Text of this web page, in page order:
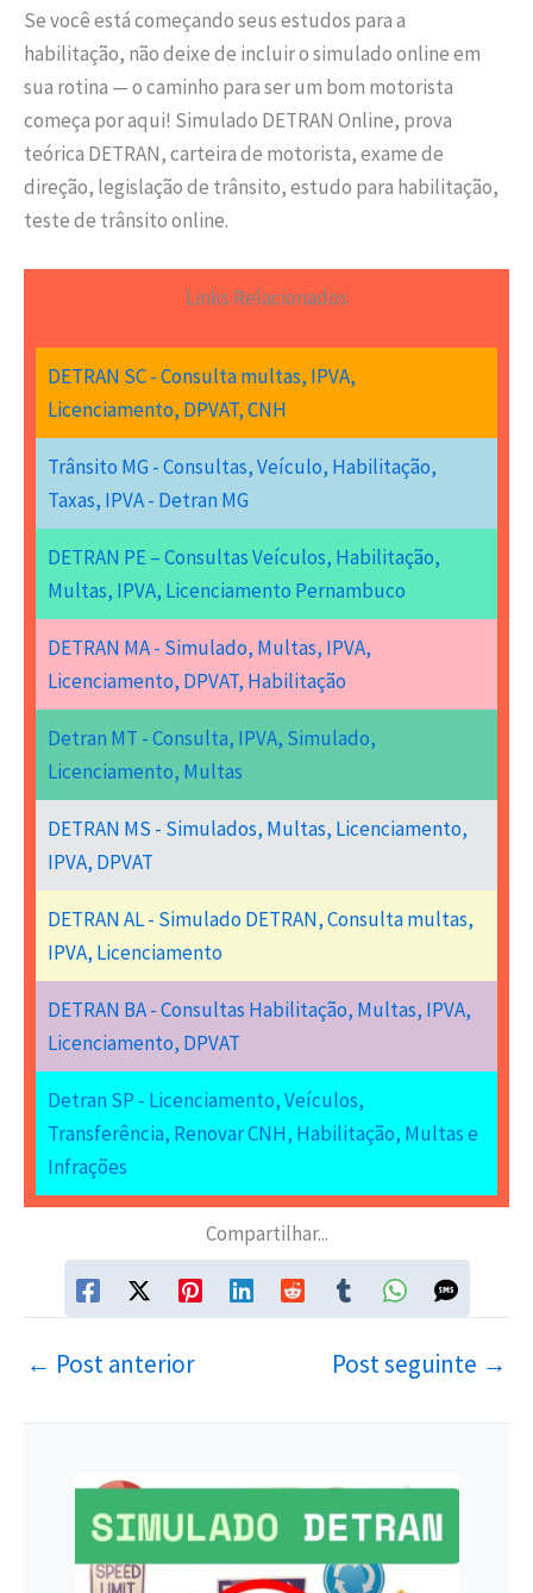
Se você está começando seus estudos para a
habilitação, não deixe de incluir o simulado online em
sua rotina — o caminho para ser um bom motorista
começa por aqui! Simulado DETRAN Online, prova
teórica DETRAN, carteira de motorista, exame de
direção, legislação de trânsito, estudo para habilitação,
teste de trânsito online.
Links Relacionados
DETRAN SC - Consulta multas, IPVA,
Licenciamento, DPVAT, CNH
Trânsito MG - Consultas, Veículo, Habilitação,
Taxas, IPVA - Detran MG
DETRAN PE – Consultas Veículos, Habilitação,
Multas, IPVA, Licenciamento Pernambuco
DETRAN MA - Simulado, Multas, IPVA,
Licenciamento, DPVAT, Habilitação
Detran MT - Consulta, IPVA, Simulado,
Licenciamento, Multas
DETRAN MS - Simulados, Multas, Licenciamento,
IPVA, DPVAT
DETRAN AL - Simulado DETRAN, Consulta multas,
IPVA, Licenciamento
DETRAN BA - Consultas Habilitação, Multas, IPVA,
Licenciamento, DPVAT
Detran SP - Licenciamento, Veículos,
Transferência, Renovar CNH, Habilitação, Multas e
Infrações
Compartilhar...
← Post anterior Post seguinte →